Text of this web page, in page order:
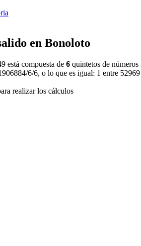
en Bonoloto
está compuesta de 6 quintetos de números
6/6, o lo que es igual: 1 entre 52969
realizar los cálculos